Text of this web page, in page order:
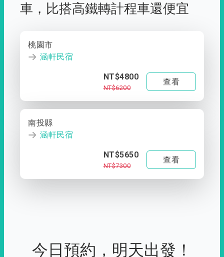
車， 比搭高鐵轉計程車還便宜
桃園市
涵軒民宿
NT$4800
NT$6200
查看
南投縣
涵軒民宿
NT$5650
NT$7300
查看
今日預約，明天出發！